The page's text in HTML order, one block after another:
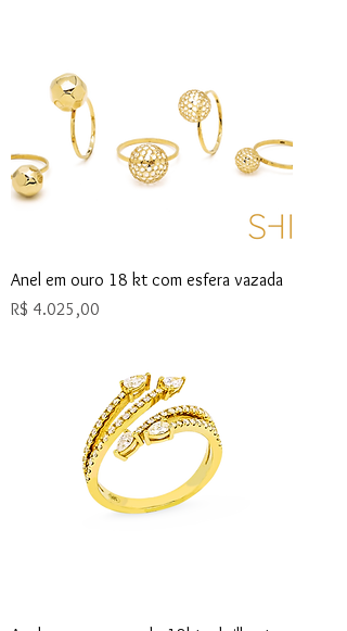
Anel em ouro 18 kt com esfera vazada
Preço
R$ 4.025,00